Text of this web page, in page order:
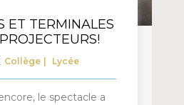
ET TERMINALES
Collège Lycée
le spectacle a